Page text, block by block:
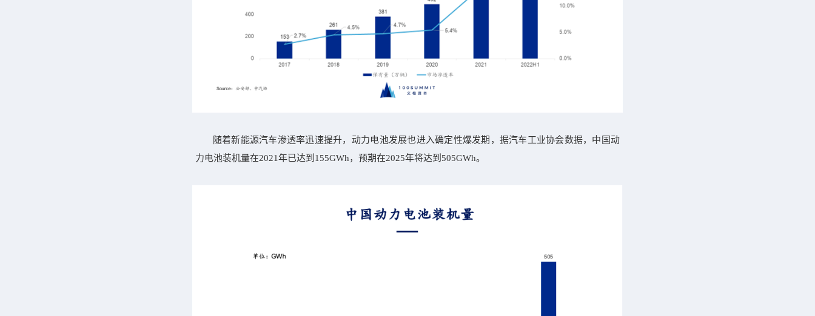
随着新能源汽车渗透率迅速提升，动力电池发展也进入确定性爆发期，据汽车工业协会数据，中国动
力电池装机量在2021年已达到155GWh，预期在2025年将达到505GWh。